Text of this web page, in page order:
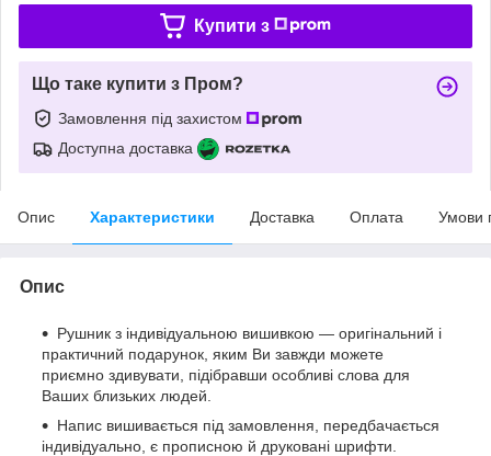
Купити з
Що таке купити з Пром?
Замовлення під захистом
Доступна доставка
Опис Характеристики Доставка Оплата Умови
Опис
Рушник з індивідуальною вишивкою — оригінальний і
практичний подарунок, яким Ви завжди можете
приємно здивувати, підібравши особливі слова для
Ваших близьких людей.
Напис вишивається під замовлення, передбачається
індивідуально, є прописною й друковані шрифти.